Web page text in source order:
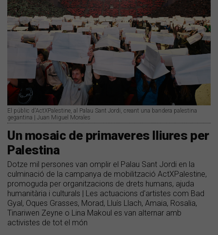
El públic d'ActXPalestine, al Palau Sant Jordi, creant una bandera palestina
gegantina | Juan Miguel Morales
Un mosaic de primaveres lliures per
Palestina
Dotze mil persones van omplir el Palau Sant Jordi en la
culminació de la campanya de mobilització ActXPalestine,
promoguda per organitzacions de drets humans, ajuda
humanitària i culturals | Les actuacions d'artistes com Bad
Gyal, Oques Grasses, Morad, Lluís Llach, Amaia, Rosalia,
Tinariwen Zeyne o Lina Makoul es van alternar amb
activistes de tot el món